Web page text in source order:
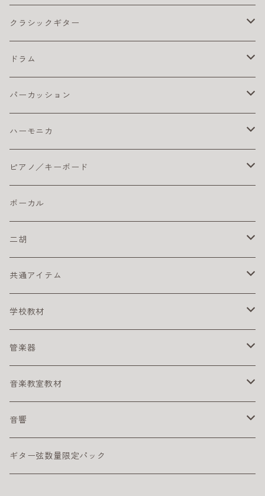
楽器ケーブル
ライブにおすすめのウクレレ
プレゼント向きのウクレレ
初心者セット／ソプラノウクレレ
テナー・ウクレレ
エレキギター弦
エレキ弦 お買得パック
エレキギター本体
おとなにオススメのエレキギター
こどもにオススメのエレキギター
その他
ベース 弦
ベースアンプ
練習用ベースアンプ
ベース本体
ライブにおすすめのベース
初心者におすすめのベース
初心者におすすめのオカリナ（アルト）
ソプラノ
初心者におすすめのオカリナ
テナー
カポタスト
ギターチューナー
クリーナー・ワックス
ストラップ
その他
ヘッドフォン
ピック
ピックアップ
楽器ケーブル
クラシックギター
クラシック アクセサリ
ギター チューナー
クラシックギター ピックアップ
クラシックギター弦
コーティング弦
クラシックギター本体
おとなにおすすめのクラシックギター
こどもにオススメのクラシックギター
ドラム
ドラム アクセサリ
その他
ドラムセット
おすすめのドラムセット
ドラム・アクセサリー
ペダル
シンバル
電子ドラム用アンプ
ドラムスティック
パーカッション
初心者におすすめ
カホン本体
カリンバ
ハーモニカ
テンホールズ（ブルースハープ）
スズキ
複音ハーモニカ
スズキ
ピアノ／キーボード
電子ピアノ／キーボード
キーボードアンプ
初心者におすすめのキーボード
ボーカル
二胡
二胡セット
初心者におすすめの二胡
共通アイテム
クリーナー
その他
ヘッドフォン
ライブに便利なグッズ
練習に便利なグッズ
学校教材
リコーダー
アルト リコーダー
ソプラノ リコーダー
鍵盤ハーモニカ
メロディオン パーツ
管楽器
アルトサックス
サックスリード
テナーサックス
サックスリード
音楽教室教材
幼児向け
音響
DTM
ギター弦数量限定パック